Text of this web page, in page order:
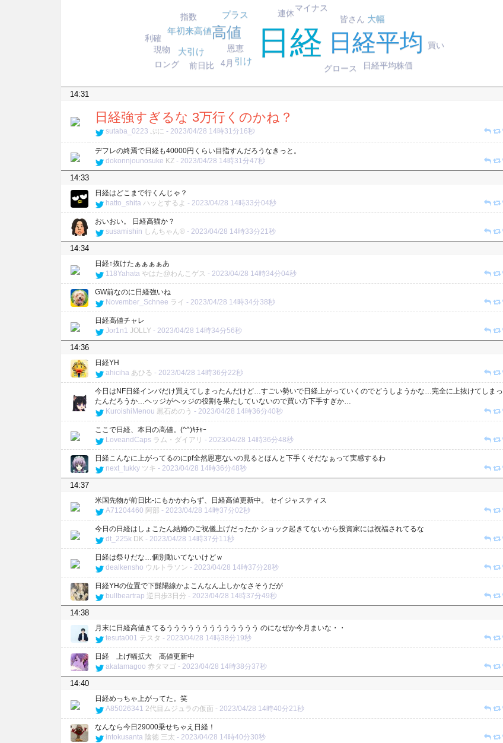
日経 日経平均
高値
引け
年初来高値
大引け
大幅
プラス
恩恵
前日比
皆さん
利確
日経平均株価
買い
連休
マイナス
現物
指数
ロング グロース
4月
14:31
日経強すぎるな 3万行くのかね？
sutaba_0223 ぷに - 2023/04/28 14時31分16秒
デフレの終焉で日経も40000円くらい目指すんだろうなきっと。
dokonnjounosuke KZ - 2023/04/28 14時31分47秒
14:33
日経はどこまで行くんじゃ？
hatto_shita ハッとするよ - 2023/04/28 14時33分04秒
おいおい。 日経高猫か？
susamishin
しんちゃん® - 2023/04/28 14時33分21秒
14:34
日経↑抜けたぁぁぁぁあ
118Yahata やはた@わんこゲス - 2023/04/28 14時34分04秒
GW前なのに日経強いね
November_Schnee ライ - 2023/04/28 14時34分38秒
日経高値チャレ
Jor1n1 JOLLY - 2023/04/28 14時34分56秒
14:36
日経YH
ahiciha あひる - 2023/04/28 14時36分22秒
今日はNF日経インバだけ買えてしまったんだけど…すごい勢いで日経上がっていくのでどうしようかな…完全に上抜けてしまっ
たんだろうか…ヘッジがヘッジの役割を果たしていないので買い方下手すぎか…
KuroishiMenou 黒石めのう - 2023/04/28 14時36分40秒
ここで日経、本日の高値。(^^)ｷﾁｬｰ
LoveandCaps ラム・ダイアリ - 2023/04/28 14時36分48秒
日経こんなに上がってるのにpf全然恩恵ないの見るとほんと下手くそだなぁって実感するわ
next_tukky ツキ - 2023/04/28 14時36分48秒
14:37
米国先物が前日比-にもかかわらず、日経高値更新中。 セイジャスティス
A71204460 阿部 - 2023/04/28 14時37分02秒
今日の日経はしょこたん結婚のご祝儀上げだったか ショック起きてないから投資家には祝福されてるな
dt_225k DK - 2023/04/28 14時37分11秒
日経は祭りだな…個別動いてないけどｗ
dealkensho ウルトラソン - 2023/04/28 14時37分28秒
日経YHの位置で下髭陽線かよこんなん上しかなさそうだが
bullbeartrap 逆日歩3日分 - 2023/04/28 14時37分49秒
14:38
月末に日経高値きてるううううううううううううう のになぜか今月まいな・・
tesuta001 テスタ - 2023/04/28 14時38分19秒
日経 上げ幅拡大 高値更新中
akatamagoo 赤タマゴ - 2023/04/28 14時38分37秒
14:40
日経めっちゃ上がってた。笑
A85026341 2代目ムジュラの仮面 - 2023/04/28 14時40分21秒
なんなら今日29000乗せちゃえ日経！
intokusanta 陰徳 三太 - 2023/04/28 14時40分30秒